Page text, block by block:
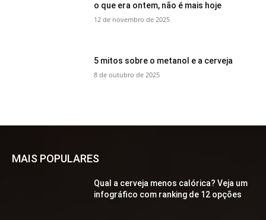
o que era ontem, não é mais hoje
12 de novembro de 2025
5 mitos sobre o metanol e a cerveja
8 de outubro de 2025
MAIS POPULARES
Qual a cerveja menos calórica? Veja um
infográfico com ranking de 12 opções